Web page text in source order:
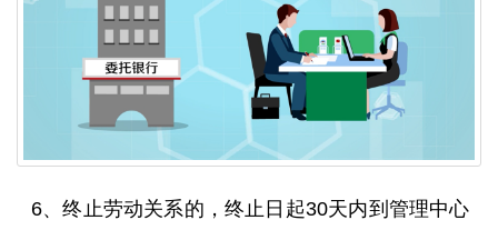
6、终止劳动关系的，终止日起30天内到管理中心